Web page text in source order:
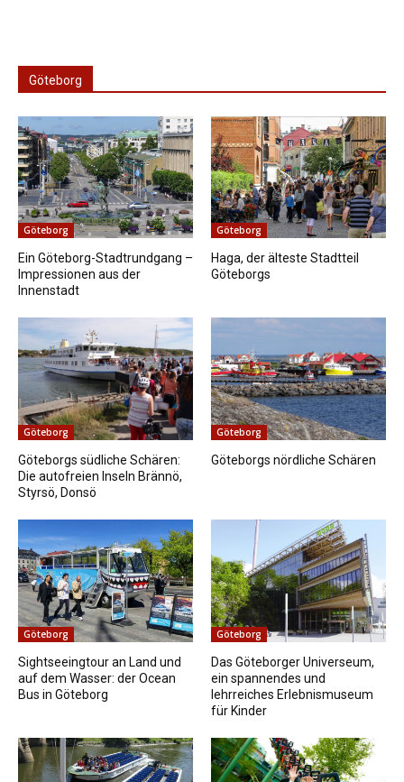
Göteborg
Göteborg
Ein Göteborg-Stadtrundgang –
Impressionen aus der
Innenstadt
Göteborg
Haga, der älteste Stadtteil
Göteborgs
Göteborg
Göteborgs südliche Schären:
Die autofreien Inseln Brännö,
Styrsö, Donsö
Göteborg
Göteborgs nördliche Schären
Göteborg
Sightseeingtour an Land und
auf dem Wasser: der Ocean
Bus in Göteborg
Göteborg
Das Göteborger Universeum,
ein spannendes und
lehrreiches Erlebnismuseum
für Kinder